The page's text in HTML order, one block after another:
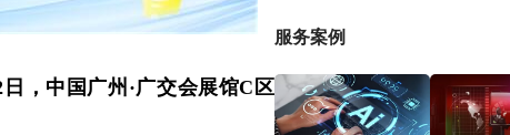
，中国广州·广交会展馆C区
服务案例